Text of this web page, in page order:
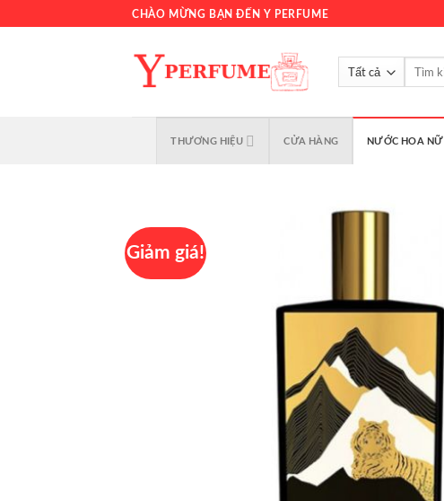
đến
CHÀO MỪNG BẠN ĐẾN Y PERFUME
THƯƠNG HIỆU CỬA HÀNG NƯỚC HOA NỮ
Giảm giá!